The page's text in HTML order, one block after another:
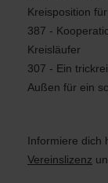
Kreisposition
387 -
Kreisläufer
307 - Ein
Außen für ein
Informiere dich
Vereinslizenz